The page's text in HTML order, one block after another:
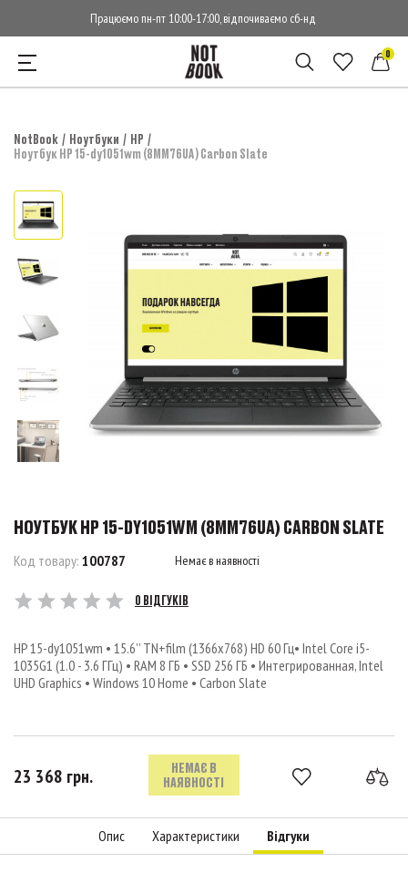
Працюємо пн-пт 10:00-17:00, відпочиваємо сб-нд
0
NotBook Ноутбуки
HP
Ноутбук HP 15-dy1051wm (8MM76UA) Carbon Slate
НОУТБУК HP 15-DY1051WM (8MM76UA) CARBON SLATE
Код товару: 100787 Немає в наявності
0 ВІДГУКІВ
HP 15-dy1051wm • 15.6’’ TN+film (1366x768) HD 60 Гц• Intel Core i5-
1035G1 (1.0 - 3.6 ГГц) • RAM 8 ГБ • SSD 256 ГБ • Интегрированная, Intel
UHD Graphics • Windows 10 Home • Carbon Slate
23 368 грн.
НЕМАЄ В
НАЯВНОСТІ
Опис Характеристики Відгуки